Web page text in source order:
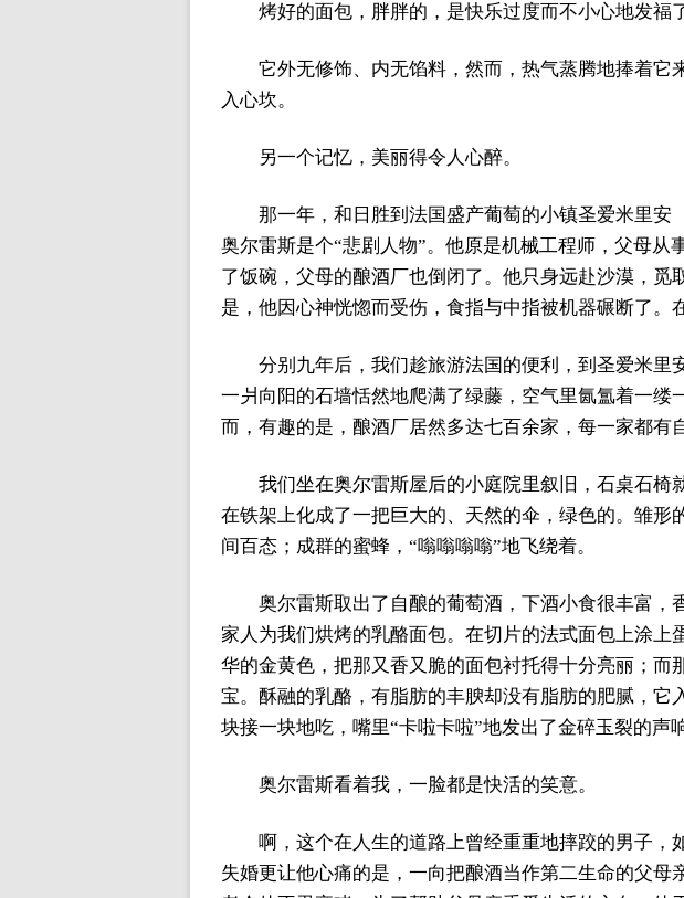
烤好的面包，胖胖的，是快乐过度而不小心地发福
它外无修饰、内无馅料，然而，热气蒸腾地捧着
入心坎。
另一个记忆，美丽得令人心醉。
那一年，和日胜到法国盛产葡萄的小镇圣爱米里安
奥尔雷斯是个“悲剧人物”。他原是机械工程师，父母
了饭碗，父母的酿酒厂也倒闭了。他只身远赴沙漠，
是，他因心神恍惚而受伤，食指与中指被机器碾断了。
分别九年后，我们趁旅游法国的便利，到圣爱米里
一爿向阳的石墙恬然地爬满了绿藤，空气里氤氲着一
而，有趣的是，酿酒厂居然多达七百余家，每一家都有
我们坐在奥尔雷斯屋后的小庭院里叙旧，石桌石椅
在铁架上化成了一把巨大的、天然的伞，绿色的。雏
间百态；成群的蜜蜂，“嗡嗡嗡嗡”地飞绕着。
奥尔雷斯取出了自酿的葡萄酒，下酒小食很丰富
家人为我们烘烤的乳酪面包。在切片的法式面包上涂
华的金黄色，把那又香又脆的面包衬托得十分亮丽；
宝。酥融的乳酪，有脂肪的丰腴却没有脂肪的肥腻，
块接一块地吃，嘴里“卡啦卡啦”地发出了金碎玉裂的声响
奥尔雷斯看着我，一脸都是快活的笑意。
啊，这个在人生的道路上曾经重重地摔跤的男子
失婚更让他心痛的是，一向把酿酒当作第二生命的父